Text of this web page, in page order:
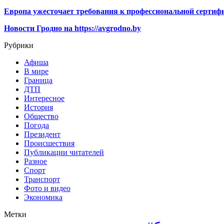
Европа ужесточает требования к профессиональной
Новости Гродно на https://avgrodno.by
Рубрики
Афиша
В мире
Граница
ДТП
Интересное
История
Общество
Погода
Президент
Происшествия
Публикации читателей
Разное
Спорт
Транспорт
Фото и видео
Экономика
Метки